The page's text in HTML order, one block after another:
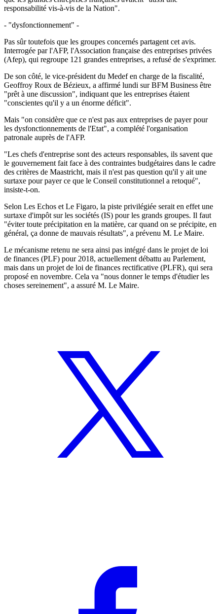
responsabilité vis-à-vis de la Nation".
- "dysfonctionnement" -
Pas sûr toutefois que les groupes concernés partagent cet avis.
Interrogée par l'AFP, l'Association française des entreprises privées
(Afep), qui regroupe 121 grandes entreprises, a refusé de s'exprimer.
De son côté, le vice-président du Medef en charge de la fiscalité,
Geoffroy Roux de Bézieux, a affirmé lundi sur BFM Business être
"prêt à une discussion", indiquant que les entreprises étaient
"conscientes qu'il y a un énorme déficit".
Mais "on considère que ce n'est pas aux entreprises de payer pour
les dysfonctionnements de l'Etat", a complété l'organisation
patronale auprès de l'AFP.
"Les chefs d'entreprise sont des acteurs responsables, ils savent que
le gouvernement fait face à des contraintes budgétaires dans le cadre
des critères de Maastricht, mais il n'est pas question qu'il y ait une
surtaxe pour payer ce que le Conseil constitutionnel a retoqué",
insiste-t-on.
Selon Les Echos et Le Figaro, la piste privilégiée serait en effet une
surtaxe d'impôt sur les sociétés (IS) pour les grands groupes. Il faut
"éviter toute précipitation en la matière, car quand on se précipite, en
général, ça donne de mauvais résultats", a prévenu M. Le Maire.
Le mécanisme retenu ne sera ainsi pas intégré dans le projet de loi
de finances (PLF) pour 2018, actuellement débattu au Parlement,
mais dans un projet de loi de finances rectificative (PLFR), qui sera
proposé en novembre. Cela va "nous donner le temps d'étudier les
choses sereinement", a assuré M. Le Maire.